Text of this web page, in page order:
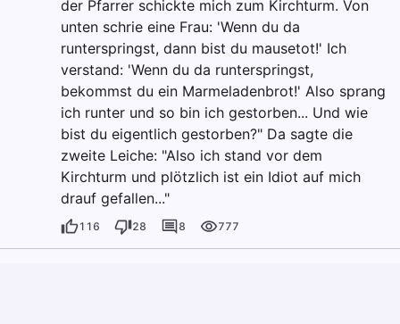
der Pfarrer schickte mich zum Kirchturm. Von
unten schrie eine Frau: 'Wenn du da
runterspringst, dann bist du mausetot!' Ich
verstand: 'Wenn du da runterspringst,
bekommst du ein Marmeladenbrot!' Also sprang
ich runter und so bin ich gestorben... Und wie
bist du eigentlich gestorben?" Da sagte die
zweite Leiche: "Also ich stand vor dem
Kirchturm und plötzlich ist ein Idiot auf mich
drauf gefallen..."
116 28 8 777